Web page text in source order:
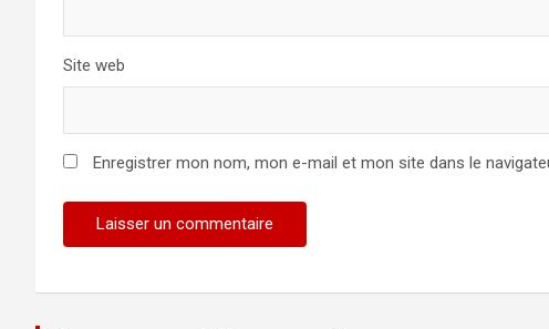
Site web
Enregistrer mon nom, mon e-mail et mon site dans le